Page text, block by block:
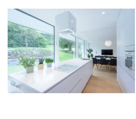
TEAM
NEWS
REFERENZEN